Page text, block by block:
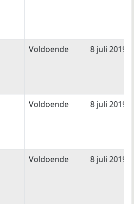
Voldoende 8 juli 2019
Voldoende 8 juli 2019
Voldoende 8 juli 2019